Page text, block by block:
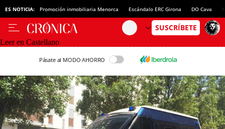
ES NOTICIA: Promoción inmobiliaria Menorca Escándalo ERC Girona DO Cava
Leer en Castellano
Pásate al MODO AHORRO